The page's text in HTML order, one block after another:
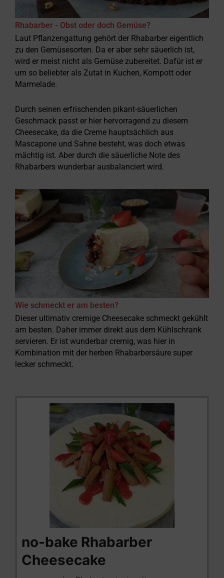
Rhabarber - Obst oder doch Gemüse?
Laut Pflanzengattung gehört der Rhabarber eigentlich
zu den Gemüsesorten. Da er aber sehr säuerlich ist,
wird er meist nicht als Gemüse zubereitet. Dafür ist er
um so beliebter als Zutat in Kuchen, Kompott oder
Marmelade.
Durch seinen erfrischenden pikant-säuerlichen
Geschmack passt er hier hervorragend zu diesem
Cheesecake, da die Creme hauptsächlich aus
Mascapone und Sahne besteht, was doch etwas
mächtig ist. Aber durch die säuerliche Note des
Rhabarbers wunderbar ausbalanciert wird.
Wie schmeckt er am besten?
Dieser ultimativ cremige Cheesecake schmeckt gekühlt
am besten. Daher immer direkt aus dem Kühlschrank
servieren. Er ist wunderbar cremig, was hier in
Kombination mit der herben Rhabarbersäure super
lecker schmeckt.
no-bake Rhabarber
Cheesecake